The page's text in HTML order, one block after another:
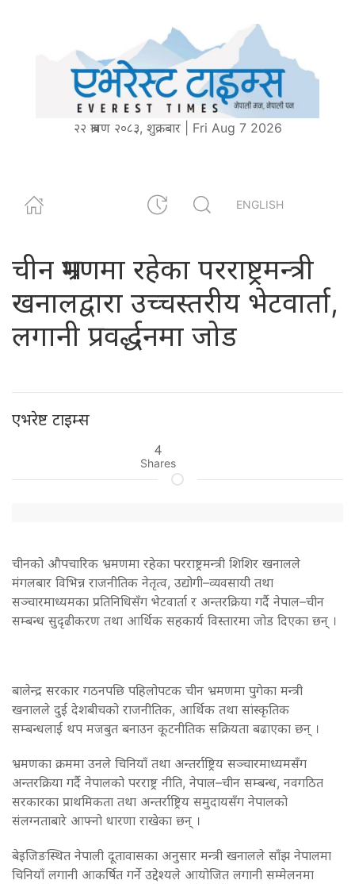
२२ श्रावण २०८३, शुक्रबार | Fri Aug 7 2026
ENGLISH
चीन भ्रमणमा रहेका परराष्ट्रमन्त्री
खनालद्वारा उच्चस्तरीय भेटवार्ता,
लगानी प्रवर्द्धनमा जोड
एभरेष्ट टाइम्स
4
Shares
चीनको औपचारिक भ्रमणमा रहेका परराष्ट्रमन्त्री शिशिर खनालले
मंगलबार विभिन्न राजनीतिक नेतृत्व, उद्योगी–व्यवसायी तथा
सञ्चारमाध्यमका प्रतिनिधिसँग भेटवार्ता र अन्तरक्रिया गर्दै नेपाल–चीन
सम्बन्ध सुदृढीकरण तथा आर्थिक सहकार्य विस्तारमा जोड दिएका छन् ।
बालेन्द्र सरकार गठनपछि पहिलोपटक चीन भ्रमणमा पुगेका मन्त्री
खनालले दुई देशबीचको राजनीतिक, आर्थिक तथा सांस्कृतिक
सम्बन्धलाई थप मजबुत बनाउन कूटनीतिक सक्रियता बढाएका छन् ।
भ्रमणका क्रममा उनले चिनियाँ तथा अन्तर्राष्ट्रिय सञ्चारमाध्यमसँग
अन्तरक्रिया गर्दै नेपालको परराष्ट्र नीति, नेपाल–चीन सम्बन्ध, नवगठित
सरकारका प्राथमिकता तथा अन्तर्राष्ट्रिय समुदायसँग नेपालको
संलग्नताबारे आफ्नो धारणा राखेका छन् ।
बेइजिङस्थित नेपाली दूतावासका अनुसार मन्त्री खनालले साँझ नेपालमा
चिनियाँ लगानी आकर्षित गर्ने उद्देश्यले आयोजित लगानी सम्मेलनमा